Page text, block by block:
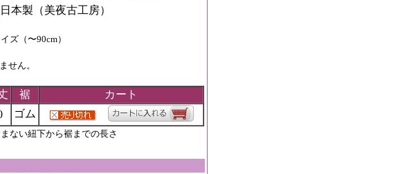
日本製（美夜古工房）
ズ（〜90cm）
せん。
裾
カート
ゴム
ない紐下から裾までの長さ